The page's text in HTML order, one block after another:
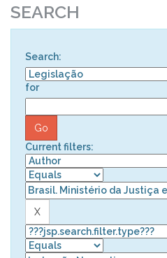
SEARCH
Search:
for
Current filters: